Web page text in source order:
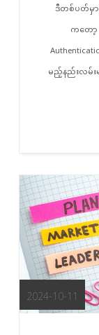
ဒီတစ်ပတ်မှာ
ကတော့
မည့်နည်းလမ်း
2024-10-11